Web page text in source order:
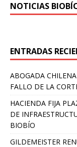
NOTICIAS
ENTRADAS
ABOGADA
FALLO DE LA
HACIENDA FIJA
DE
BIOBÍO
GILDEMEISTER